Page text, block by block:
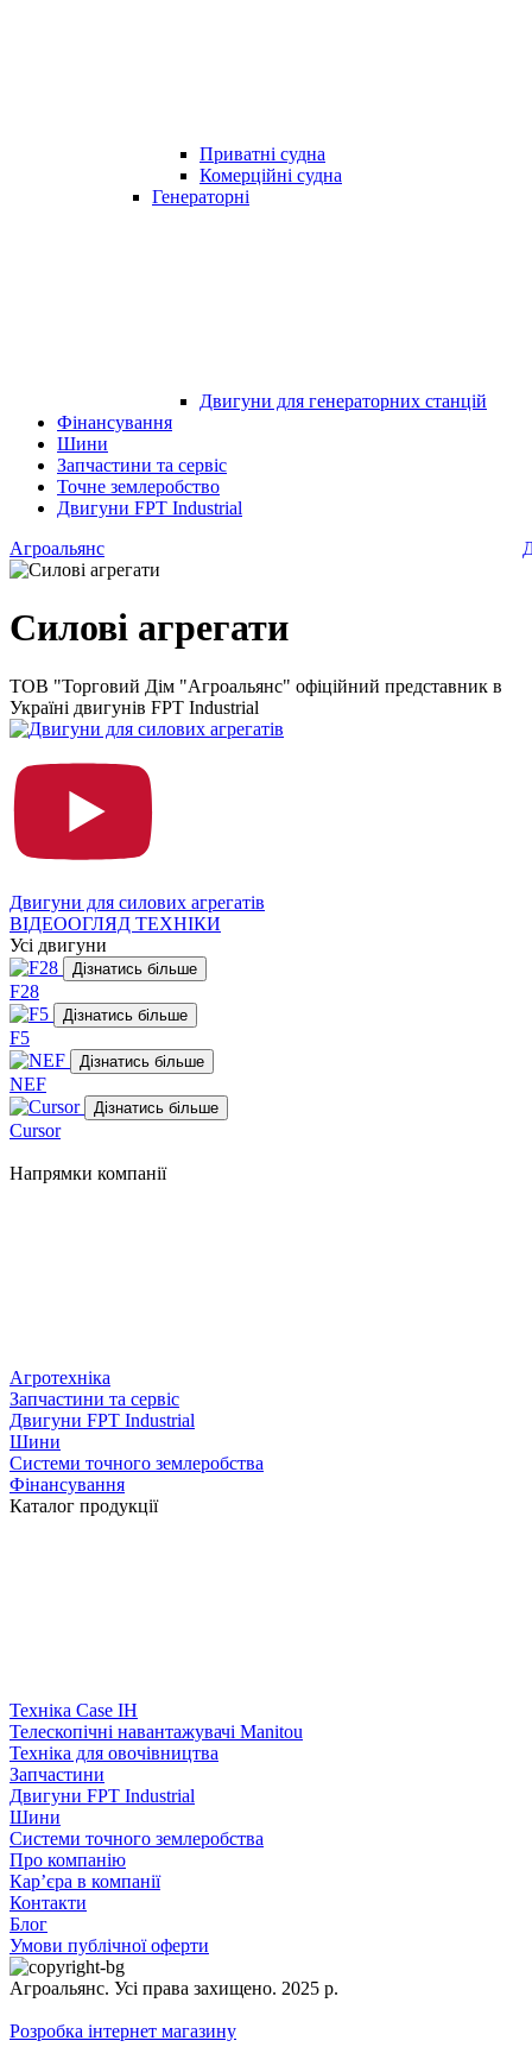
Приватні судна
Комерційні судна
Генераторні
Двигуни для генераторних станцій
Фінансування
Шини
Запчастини та сервіс
Точне землеробство
Двигуни FPT Industrial
Агроальянс
Силові агрегати
ТОВ "Торговий Дім "Агроальянс" офіційний представник в
Україні двигунів FPT Industrial
Двигуни для силових агрегатів
ВІДЕООГЛЯД ТЕХНІКИ
Усі двигуни
Дізнатись більше
F28
Дізнатись більше
F5
Дізнатись більше
NEF
Дізнатись більше
Cursor
Напрямки компанії
Агротехніка
Запчастини та сервіс
Двигуни FPT Industrial
Шини
Системи точного землеробства
Фінансування
Каталог продукції
Техніка Case IH
Телескопічні навантажувачі Manitou
Техніка для овочівництва
Запчастини
Двигуни FPT Industrial
Шини
Системи точного землеробства
Про компанію
Кар’єра в компанії
Контакти
Блог
Умови публічної оферти
Агроальянс. Усі права захищено. 2025 р.
Розробка інтернет магазину